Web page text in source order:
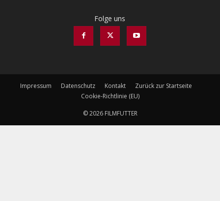
Folge uns
Impressum Datenschutz Kontakt
Zurück zur Startseite
Cookie-Richtlinie (EU)
© 2026 FILMFUTTER